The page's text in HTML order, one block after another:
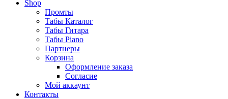
Shop
Промты
Табы Каталог
Табы Гитара
Табы Piano
Партнеры
Корзина
Оформление заказа
Согласие
Мой аккаунт
Контакты